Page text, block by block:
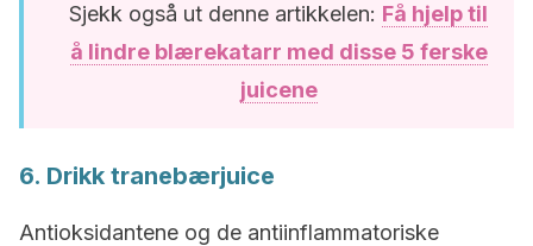
Sjekk også ut denne artikkelen: Få hjelp til
å lindre blærekatarr med disse 5 ferske
juicene
6. Drikk tranebærjuice
Antioksidantene og de antiinflammatoriske